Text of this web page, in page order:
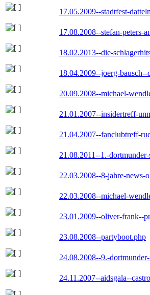
17.05.2009--stadtfest-
17.08.2008--stefan-peters-
18.02.2013--die-
18.04.2009--joerg-
20.09.2008--michael-
21.01.2007--insidertreff-
21.04.2007--fanclubtreff-
21.08.2011--1.-
22.03.2008--8-jahre-news-
22.03.2008--michael-
23.01.2009--oliver-frank--
23.08.2008--partyboot.php
24.08.2008--9.-
24.11.2007--aidsgala--